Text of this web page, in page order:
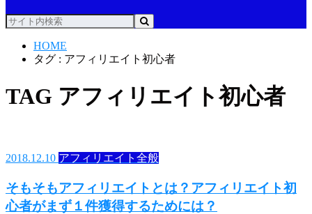
HOME
タグ : アフィリエイト初心者
TAG アフィリエイト初心者
2018.12.10 アフィリエイト全般
そもそもアフィリエイトとは？アフィリエイト初
心者がまず１件獲得するためには？